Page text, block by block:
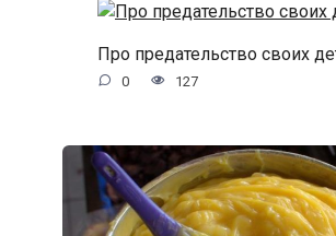
Про предательство своих
0 127